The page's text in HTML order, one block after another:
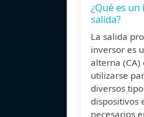
¿Qué es
salida?
La salida
inversor es
alterna (CA)
utilizarse
diversos
dispositivos
necesarios